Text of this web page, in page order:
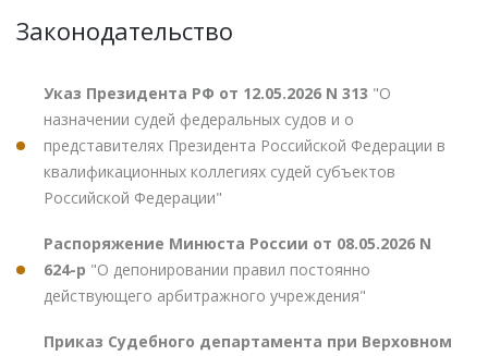
Законодательство
Указ Президента РФ от 12.05.2026 N 313 "О
назначении судей федеральных судов и о
представителях Президента Российской Федерации в
квалификационных коллегиях судей субъектов
Российской Федерации"
Распоряжение Минюста России от 08.05.2026 N
624-р "О депонировании правил постоянно
действующего арбитражного учреждения"
Приказ Судебного департамента при Верховном